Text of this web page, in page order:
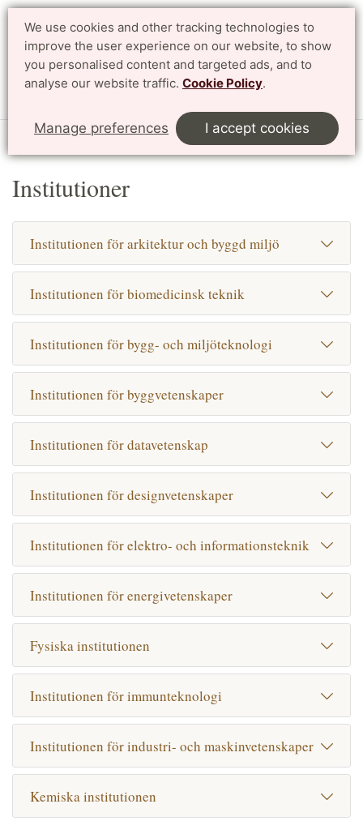
We use cookies and other tracking technologies to
improve the user experience on our website, to show
you personalised content and targeted ads, and to
analyse our website traffic. Cookie Policy.
Manage preferences I accept cookies
Search Svenska
Start Kontakt Institutioner
Institutioner
Institutionen för arkitektur och byggd miljö
Institutionen för biomedicinsk teknik
Institutionen för bygg- och miljöteknologi
Institutionen för byggvetenskaper
Institutionen för datavetenskap
Institutionen för designvetenskaper
Institutionen för elektro- och informationsteknik
Institutionen för energivetenskaper
Fysiska institutionen
Institutionen för immunteknologi
Institutionen för industri- och maskinvetenskaper
Kemiska institutionen